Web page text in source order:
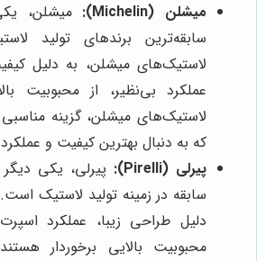
میشلن (Michelin):
میشلن،
سابقه‌ترین برندهای تولید
لاستیک‌های میشلن، به دلیل
عملکرد بی‌نظیر، از محبوبیت
لاستیک‌های میشلن، گزینه مناسبی
که به دنبال بهترین کیفیت و
پیرلی (Pirelli):
پیرلی، یکی دیگر
سابقه در زمینه تولید لاستیک
دلیل طراحی زیبا، عملکرد
محبوبیت بالایی برخوردار